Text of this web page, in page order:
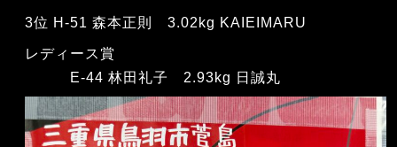
3位 H-51 森本正則 3.02kg KAIEIMARU
レディース賞
E-44 林田礼子 2.93kg 日誠丸